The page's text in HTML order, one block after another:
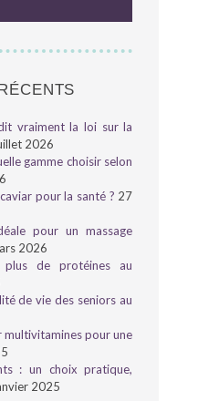
vraiment la loi sur la
2026
gamme choisir selon
pour la santé ? 27
pour un massage
2026
de protéines au
de vie des seniors au
multivitamines pour une
: un choix pratique,
2025